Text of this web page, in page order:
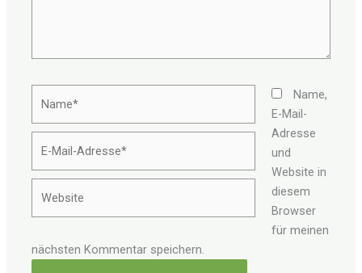
Mail-
Adresse*
Name,
E-Mail-
Adresse
und
Website in
diesem
Browser
für meinen
nächsten Kommentar speichern.